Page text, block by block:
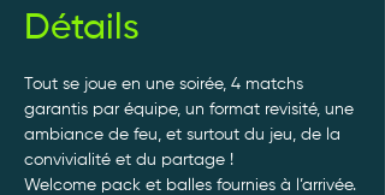
Détails
Tout se joue en une soirée, 4 matchs
garantis par équipe, un format revisité, une
ambiance de feu, et surtout du jeu, de la
convivialité et du partage !
Welcome pack et balles fournies à l’arrivée.